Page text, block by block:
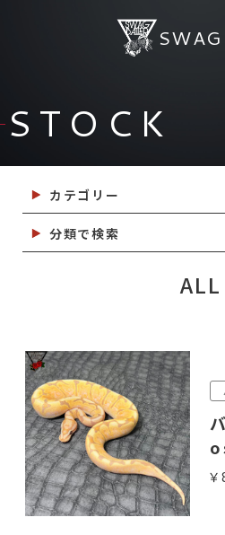
STOCK
カテゴリー
分類で検索
ALL